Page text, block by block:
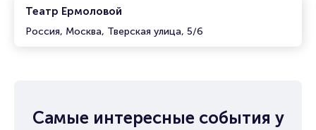
Театр Ермоловой
Россия, Москва, Тверская улица, 5/6
Самые интересные события у